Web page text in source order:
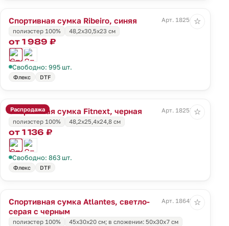
Спортивная сумка Ribeiro, синяя
Арт. 18256.40
полиэстер 100%
48,2x30,5x23 cм
от 1 989 ₽
Свободно: 995 шт.
Флекс DTF
☆
Распродажа
Спортивная сумка Fitnext, черная
Арт. 18257.30
полиэстер 100%
48,2х25,4х24,8 см
от 1 136 ₽
Свободно: 863 шт.
Флекс DTF
☆
Спортивная сумка Atlantes, светло-
серая с черным
Арт. 18645.13
полиэстер 100% 45х30х20 см; в сложении: 50х30х7 см
☆